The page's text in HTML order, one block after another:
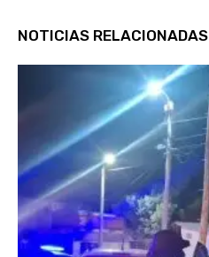
NOTICIAS RELACIONADAS